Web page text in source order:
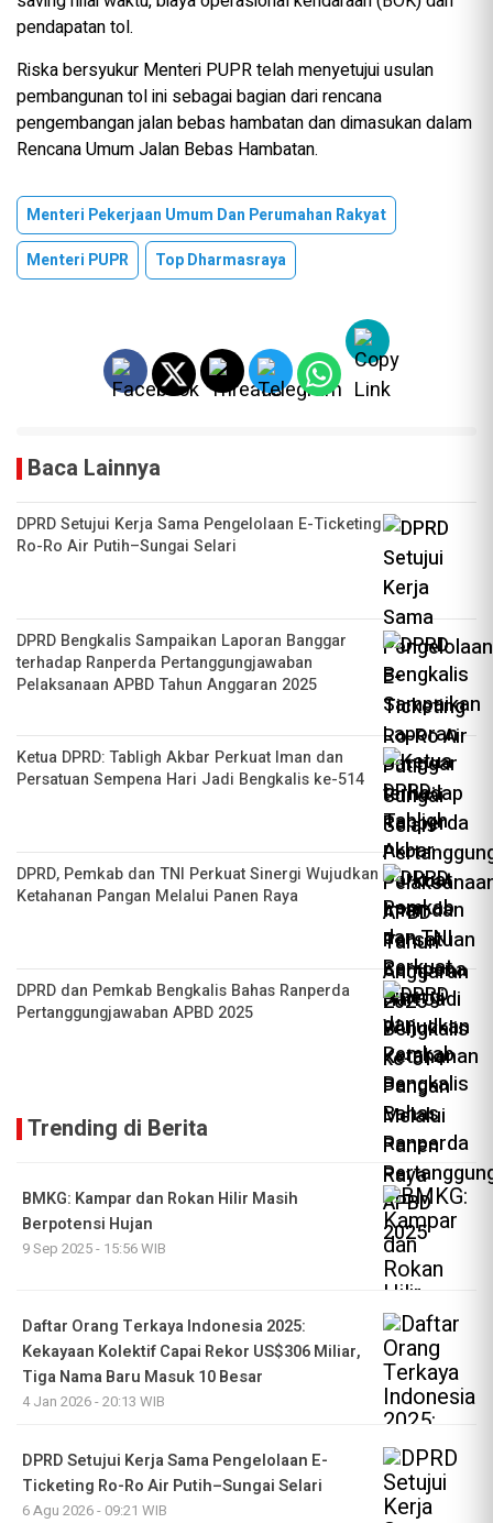
pendapatan tol.
Riska bersyukur Menteri PUPR telah menyetujui usulan
pembangunan tol ini sebagai bagian dari rencana
pengembangan jalan bebas hambatan dan dimasukan dalam
Rencana Umum Jalan Bebas Hambatan.
Menteri Pekerjaan Umum Dan Perumahan Rakyat
Menteri PUPR
Top Dharmasraya
Baca Lainnya
DPRD Setujui Kerja Sama Pengelolaan E-Ticketing
Ro-Ro Air Putih–Sungai Selari
DPRD Bengkalis Sampaikan Laporan Banggar
terhadap Ranperda Pertanggungjawaban
Pelaksanaan APBD Tahun Anggaran 2025
Ketua DPRD: Tabligh Akbar Perkuat Iman dan
Persatuan Sempena Hari Jadi Bengkalis ke-514
DPRD, Pemkab dan TNI Perkuat Sinergi Wujudkan
Ketahanan Pangan Melalui Panen Raya
DPRD dan Pemkab Bengkalis Bahas Ranperda
Pertanggungjawaban APBD 2025
Trending di Berita
BMKG: Kampar dan Rokan Hilir Masih
Berpotensi Hujan
9 Sep 2025 - 15:56 WIB
Daftar Orang Terkaya Indonesia 2025:
Kekayaan Kolektif Capai Rekor US$306 Miliar,
Tiga Nama Baru Masuk 10 Besar
4 Jan 2026 - 20:13 WIB
DPRD Setujui Kerja Sama Pengelolaan E-
Ticketing Ro-Ro Air Putih–Sungai Selari
6 Agu 2026 - 09:21 WIB